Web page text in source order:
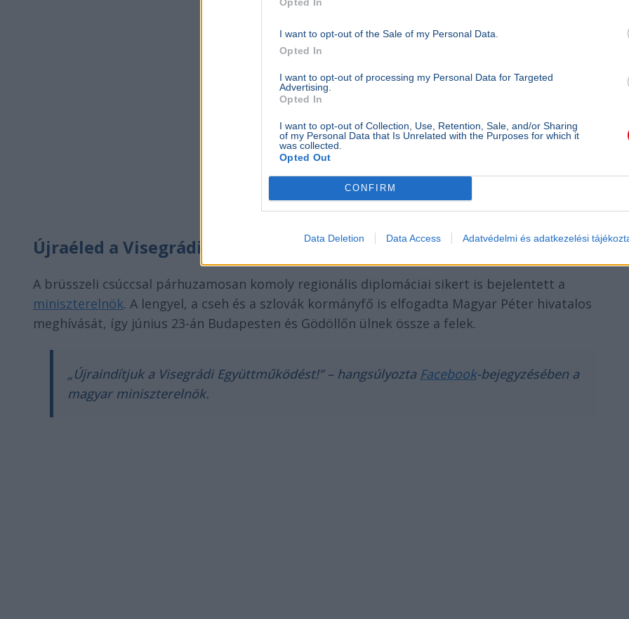
I want to opt-out of the Sale of my Personal Data.
Opted In
I want to opt-out of processing my Personal Data for Targeted
Advertising.
Opted In
I want to opt-out of Collection, Use, Retention, Sale, and/or Sharing
of my Personal Data that Is Unrelated with the Purposes for which it
was collected.
Opted Out
CONFIRM
Data Deletion Data Access Adatvédelmi és adatkezelési
Újraéled a Visegrádi Négyek szövetsége
A brüsszeli csúccsal párhuzamosan komoly regionális diplomáciai sikert is bejelentett a
miniszterelnök. A lengyel, a cseh és a szlovák kormányfő is elfogadta Magyar Péter hivatalos
meghívását, így június 23-án Budapesten és Gödöllőn ülnek össze a felek.
„Újraindítjuk a Visegrádi Együttműködést!” – hangsúlyozta Facebook-bejegyzésében a
magyar miniszterelnök.